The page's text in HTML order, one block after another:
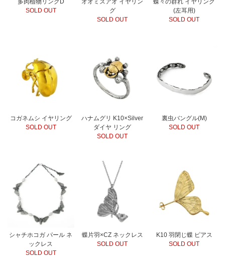
多肉植物リングD
SOLD OUT
オオミズアオ イヤリン
グ
SOLD OUT
蝶々の群れ イヤリング
(左耳用)
SOLD OUT
コガネムシ イヤリング
SOLD OUT
ハナムグリ K10×Silver
ダイヤ リング
SOLD OUT
裏虫バングル(M)
SOLD OUT
シャチホコガ パール ネ
ックレス
SOLD OUT
蝶片羽×CZ ネックレス
SOLD OUT
K10 羽閉じ蝶 ピアス
SOLD OUT